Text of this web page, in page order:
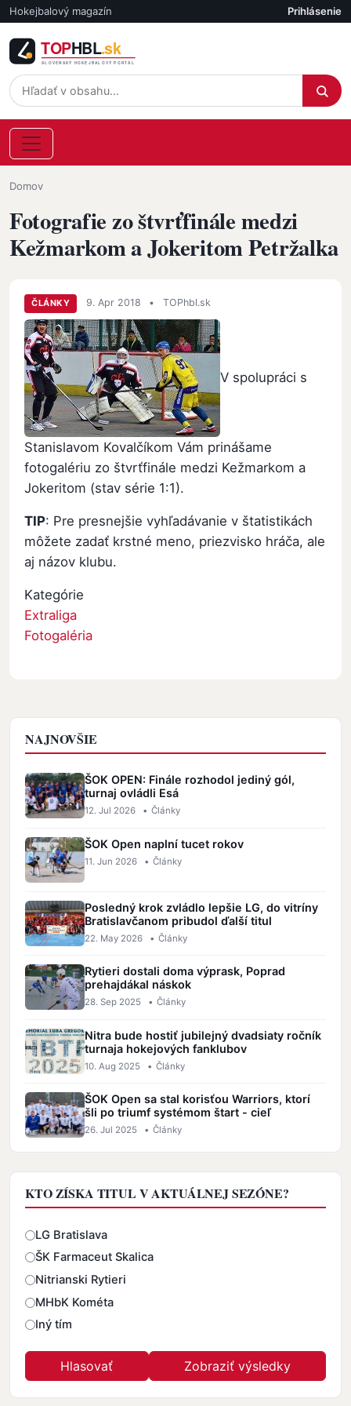
Skočiť na hlavný obsah
Hokejbalový magazín Účet
Prihlásenie
Omrvinka
Domov
Fotografie zo štvrťfinále medzi
Kežmarkom a Jokeritom Petržalka
ČLÁNKY 9. Apr 2018 • TOPhbl.sk
V spolupráci s
Stanislavom Kovalčíkom Vám prinášame
fotogalériu zo štvrťfinále medzi Kežmarkom a
Jokeritom (stav série 1:1).
TIP: Pre presnejšie vyhľadávanie v štatistikách
môžete zadať krstné meno, priezvisko hráča, ale
aj názov klubu.
Kategórie
Extraliga
Fotogaléria
NAJNOVŠIE
ŠOK OPEN: Finále rozhodol jediný gól,
turnaj ovládli Esá
12. Jul 2026 • Články
ŠOK Open naplní tucet rokov
11. Jun 2026 • Články
Posledný krok zvládlo lepšie LG, do vitríny
Bratislavčanom pribudol ďalší titul
22. May 2026 • Články
Rytieri dostali doma výprask, Poprad
prehajdákal náskok
28. Sep 2025 • Články
Nitra bude hostiť jubilejný dvadsiaty ročník
turnaja hokejových fanklubov
10. Aug 2025 • Články
ŠOK Open sa stal korisťou Warriors, ktorí
šli po triumf systémom štart - cieľ
26. Jul 2025 • Články
KTO ZÍSKA TITUL V AKTUÁLNEJ SEZÓNE?
Odpovede
LG Bratislava
ŠK Farmaceut Skalica
Nitrianski Rytieri
MHbK Kométa
Iný tím